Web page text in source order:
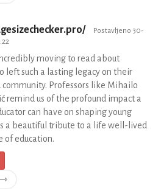
Postavljeno 30-
moving to read about
left such a lasting legacy on their
community. Professors like Mihailo
remind us of the profound impact a
can have on shaping young
a beautiful tribute to a life well-lived
of education.
⇾